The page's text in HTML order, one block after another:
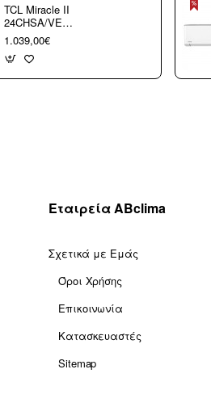
TCL Miracle II
24CHSA/VE
Κλιματιστικό
Τοίχου 24000 btu/h
με WiFi A++/A+++
1.039,00€
Εταιρεία ABclima
Σχετικά με Εμάς
Όροι Χρήσης
Επικοινωνία
Κατασκευαστές
Sitemap